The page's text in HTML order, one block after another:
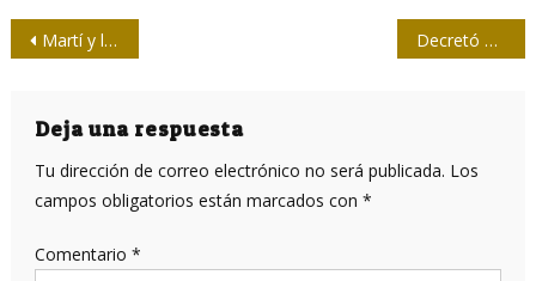
Navegación
entradas
Martí y la crítica de arte Decretó el Consejo de Estado Duelo Oficial por accidente aéreo
Deja una respuesta
Tu dirección de correo electrónico no será publicada. Los
campos obligatorios están marcados con *
Comentario *